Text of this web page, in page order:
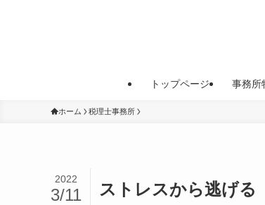
トップページ 事務所
ホーム 税理士事務所
ストレスから逃げる
2022
3/11